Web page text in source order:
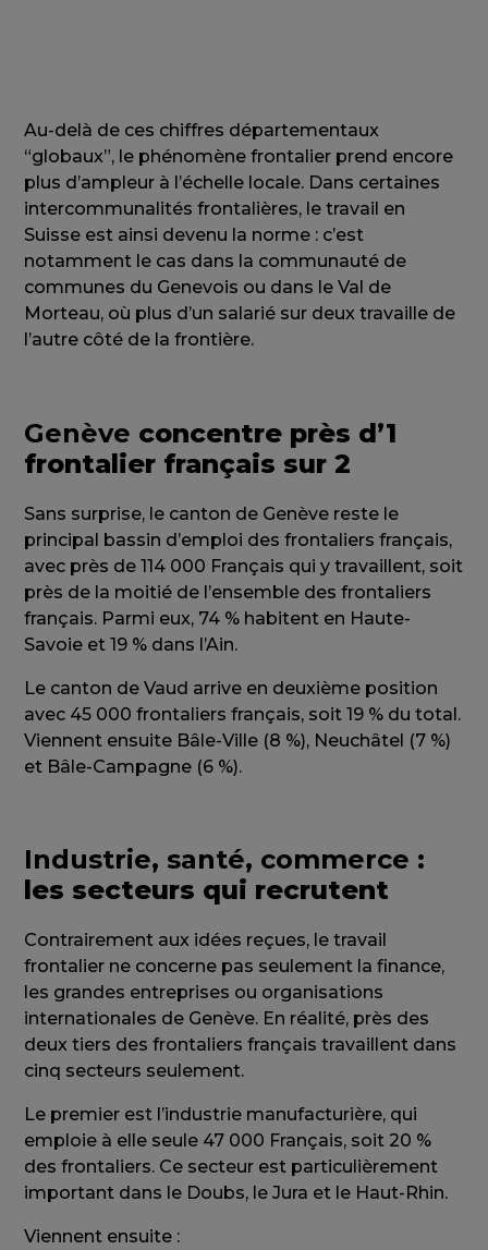
Au-delà de ces chiffres départementaux
“globaux”, le phénomène frontalier prend encore
plus d’ampleur à l’échelle locale. Dans certaines
intercommunalités frontalières, le travail en
Suisse est ainsi devenu la norme : c’est
notamment le cas dans la communauté de
communes du Genevois ou dans le Val de
Morteau, où plus d’un salarié sur deux travaille de
l’autre côté de la frontière.
Genève concentre près d’1
frontalier français sur 2
Sans surprise, le canton de Genève reste le
principal bassin d’emploi des frontaliers français,
avec près de 114 000 Français qui y travaillent, soit
près de la moitié de l’ensemble des frontaliers
français. Parmi eux, 74 % habitent en Haute-
Savoie et 19 % dans l’Ain.
Le canton de Vaud arrive en deuxième position
avec 45 000 frontaliers français, soit 19 % du total.
Viennent ensuite Bâle-Ville (8 %), Neuchâtel (7 %)
et Bâle-Campagne (6 %).
Industrie, santé, commerce :
les secteurs qui recrutent
Contrairement aux idées reçues, le travail
frontalier ne concerne pas seulement la finance,
les grandes entreprises ou organisations
internationales de Genève. En réalité, près des
deux tiers des frontaliers français travaillent dans
cinq secteurs seulement.
Le premier est l’industrie manufacturière, qui
emploie à elle seule 47 000 Français, soit 20 %
des frontaliers. Ce secteur est particulièrement
important dans le Doubs, le Jura et le Haut-Rhin.
Viennent ensuite :